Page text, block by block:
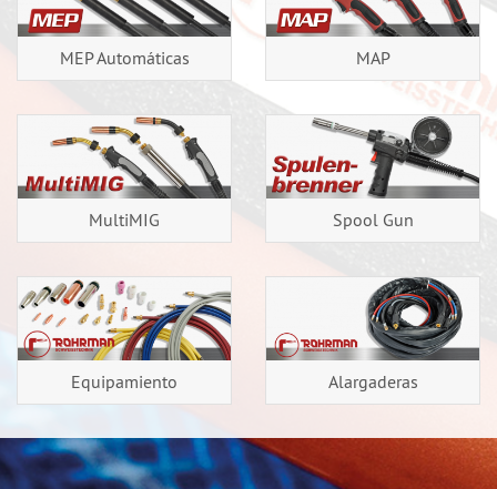
MEP Automáticas MAP
MultiMIG Spool Gun
Equipamiento Alargaderas